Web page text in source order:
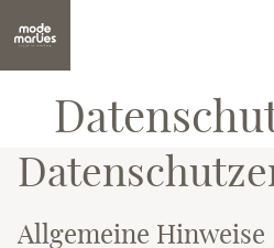
Allgemeine Hinweise